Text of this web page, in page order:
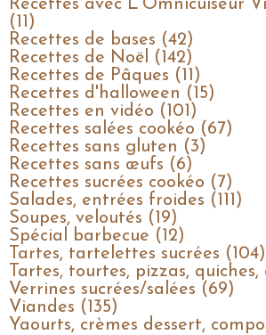
Recettes avec L'Omnicuiseur
(11)
Recettes de bases (42)
Recettes de Noël (142)
Recettes de Pâques (11)
Recettes d'halloween (15)
Recettes en vidéo (101)
Recettes salées cookéo (67)
Recettes sans gluten (3)
Recettes sans œufs (6)
Recettes sucrées cookéo (7)
Salades, entrées froides (111)
Soupes, veloutés (19)
Spécial barbecue (12)
Tartes, tartelettes sucrées (104)
Tartes, tourtes, pizzas,
Verrines sucrées/salées (69)
Viandes (135)
Yaourts, crèmes dessert,